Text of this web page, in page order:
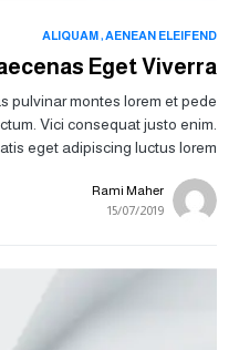
AENEAN ELEIFEND
ALIQUAM
Eget Viverra
pulvinar montes lorem et pede
Vici consequat justo enim.
eget adipiscing luctus lorem.
Rami Maher
15/07/2019